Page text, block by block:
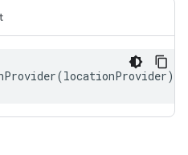
(locationProvider);